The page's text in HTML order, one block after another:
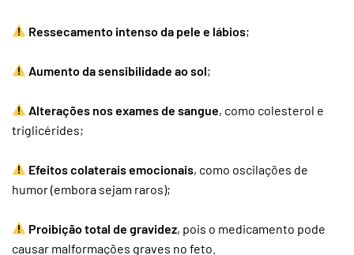
Ressecamento intenso da pele e lábios;
Aumento da sensibilidade ao sol;
Alterações nos exames de sangue, como colesterol e
triglicérides;
Efeitos colaterais emocionais, como oscilações de
humor (embora sejam raros);
Proibição total de gravidez, pois o medicamento pode
causar malformações graves no feto.